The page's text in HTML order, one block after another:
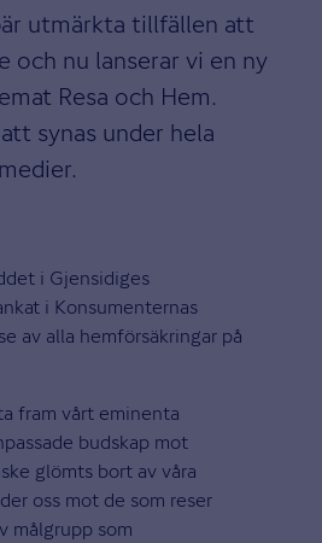
utmärkta tillfällen att
och nu lanserar vi en ny
Resa och Hem.
synas under hela
i Gjensidiges
i Konsumenternas
av alla hemförsäkringar på
fram vårt eminenta
budskap mot
glömts bort av våra
oss mot de som reser
målgrupp som